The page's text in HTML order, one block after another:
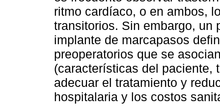
ritmo cardíaco, o en ambos,
transitorios. Sin embargo, un
implante de marcapasos
preoperatorios que se
(características del paciente,
adecuar el tratamiento y
hospitalaria y los costos